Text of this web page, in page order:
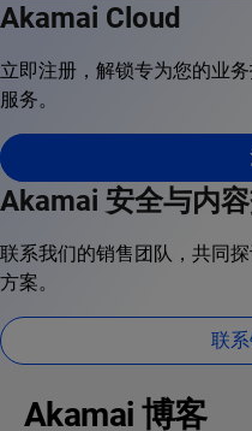
Akamai Cloud
立即注册，解锁专为您的业
服务。
Akamai 安全与内
联系我们的销售团队，共同
方案。
联
Akamai 博客